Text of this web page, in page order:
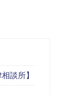
談所】